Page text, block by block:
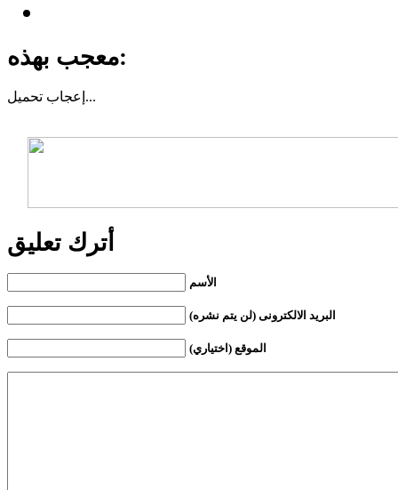
معجب بهذه:
إعجاب تحميل...
أترك تعليق
الأسم
البريد الالكترونى (لن يتم نشره)
الموقع (اختياري)